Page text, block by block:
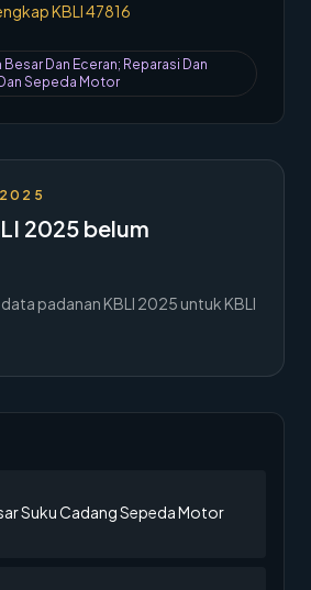
KBLI47816
Dan Eceran; Reparasi Dan
Sepeda Motor
2025
2025 belum
padanan KBLI 2025 untuk KBLI
Suku Cadang Sepeda Motor